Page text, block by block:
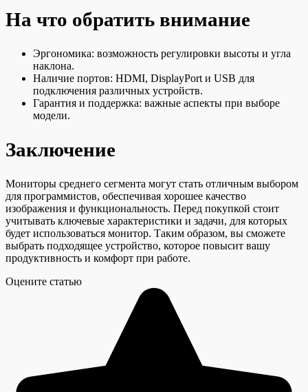
На что обратить внимание
Эргономика: возможность регулировки высоты и угла
наклона.
Наличие портов: HDMI, DisplayPort и USB для
подключения различных устройств.
Гарантия и поддержка: важные аспекты при выборе
модели.
Заключение
Мониторы среднего сегмента могут стать отличным выбором
для программистов, обеспечивая хорошее качество
изображения и функциональность. Перед покупкой стоит
учитывать ключевые характеристики и задачи, для которых
будет использоваться монитор. Таким образом, вы сможете
выбрать подходящее устройство, которое повысит вашу
продуктивность и комфорт при работе.
Оцените статью